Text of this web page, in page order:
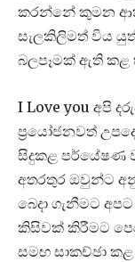
කරන්නේ කුමන
සැලකිලිමත් විය
බලපෑමක් ඇති කළ
I Love you අපි
ප්‍රයෝජනවත්
සිදුකළ පර්යේෂණ
අතරතුර ඔවුන්ට
බෙදා ගැනීමට
කිසිවක් කිරීමට
සමඟ සාකච්ඡා